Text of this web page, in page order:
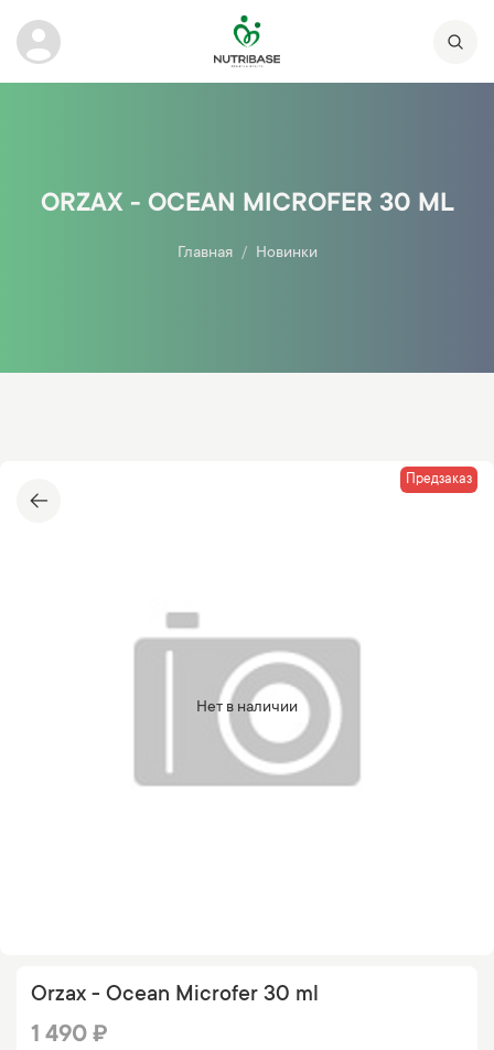
ORZAX - OCEAN MICROFER 30 ML
Главная Новинки
Нет в наличии
Предзаказ
Orzax - Ocean Microfer 30 ml
1 490 ₽